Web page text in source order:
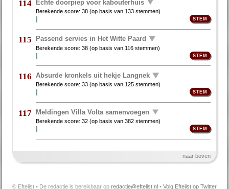
114 Echte doorpiep voor kabouterhuis
Berekende score:38 (op basis van 133 stemmen)
115 Passend servies in Het Witte Paard
Berekende score:38 (op basis van 116 stemmen)
116 Absurde kronkels uit hekje Langnek
Berekende score:33 (op basis van125 stemmen)
117 Meldingen Villa Volta samenvoegen
Berekende score:32 (op basis van382 stemmen)
naar boven
© Eftelist • De redactie is bereikbaar op redactie@eftelist.nl • Volg Eftelist op Twitter